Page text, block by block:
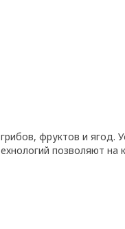
фруктов и ягод.
позволяют